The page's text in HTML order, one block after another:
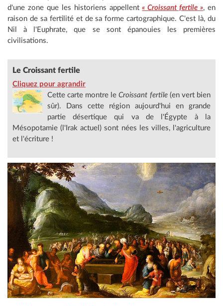
d'une zone que les historiens appellent« Croissant fertile », en
raison de sa fertilité et de sa forme cartographique. C'est là, du
Nil à l'Euphrate, que se sont épanouies les premières
civilisations.
Le Croissant fertile
Cliquez pour agrandir
Cette carte montre leCroissant fertile(en vert bien
sûr). Dans cette région aujourd'hui en grande
partie désertique qui va de l'Égypte à la
Mésopotamie (l'Irak actuel) sont nées les villes, l'agriculture
et l'écriture !